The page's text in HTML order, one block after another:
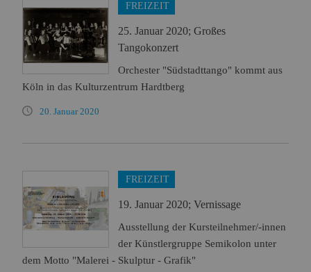
FREIZEIT
25. Januar 2020; Großes
Tangokonzert
Orchester "Südstadttango" kommt aus
Köln in das Kulturzentrum Hardtberg
20. Januar 2020
FREIZEIT
19. Januar 2020; Vernissage
Ausstellung der Kursteilnehmer/-innen
der Künstlergruppe Semikolon unter
dem Motto "Malerei - Skulptur - Grafik"